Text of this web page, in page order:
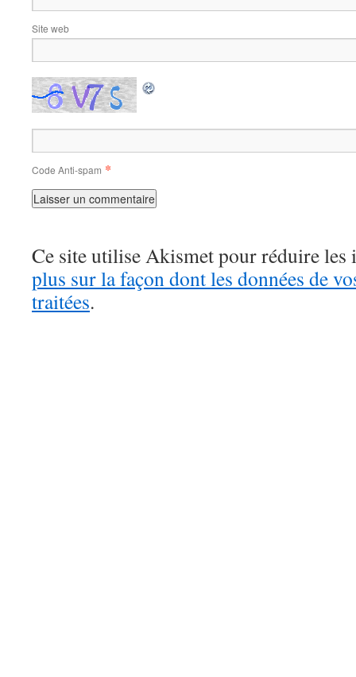
Site web
Code Anti-spam *
Ce site utilise Akismet pour réduire les
plus sur la façon dont les données de
traitées.